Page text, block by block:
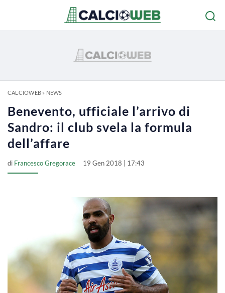
CALCIOWEB» NEWS
Benevento, ufficiale l’arrivo di
Sandro: il club svela la formula
dell’affare
di Francesco Gregorace 19 Gen 2018 | 17:43